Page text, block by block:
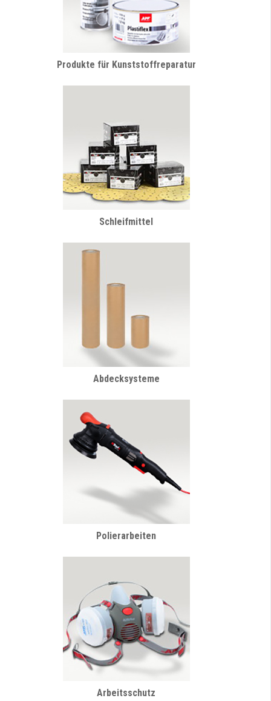
Produkte für Kunststoffreparatur
Schleifmittel
Abdecksysteme
Polierarbeiten
Arbeitsschutz